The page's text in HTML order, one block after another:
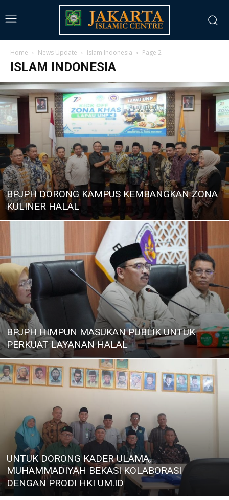
Home News Update Islam Indonesia Page 2
ISLAM INDONESIA
BPJPH DORONG KAMPUS KEMBANGKAN ZONA
KULINER HALAL
BPJPH HIMPUN MASUKAN PUBLIK UNTUK
PERKUAT LAYANAN HALAL
UNTUK DORONG KADER ULAMA,
MUHAMMADIYAH BEKASI KOLABORASI
DENGAN PRODI HKI UM.ID